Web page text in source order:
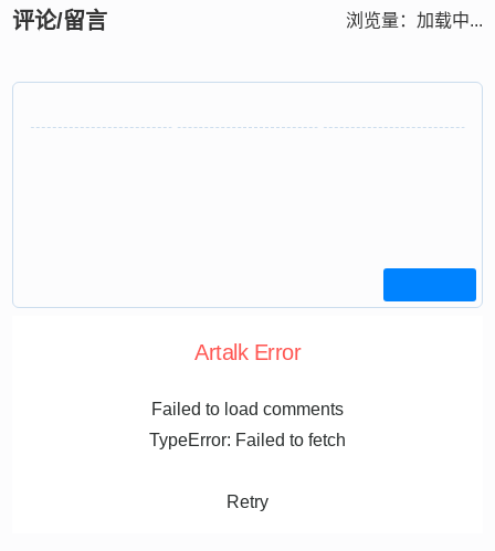
评论/留言 浏览量： 加载中...
Artalk Error
Failed to load comments
TypeError: Failed to fetch
Retry